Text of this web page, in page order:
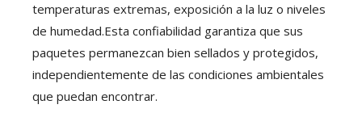
temperaturas extremas, exposición a la luz o niveles
de humedad.Esta confiabilidad garantiza que sus
paquetes permanezcan bien sellados y protegidos,
independientemente de las condiciones ambientales
que puedan encontrar.